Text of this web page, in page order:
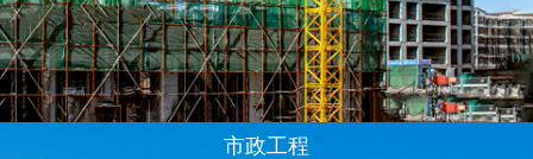
市政工程